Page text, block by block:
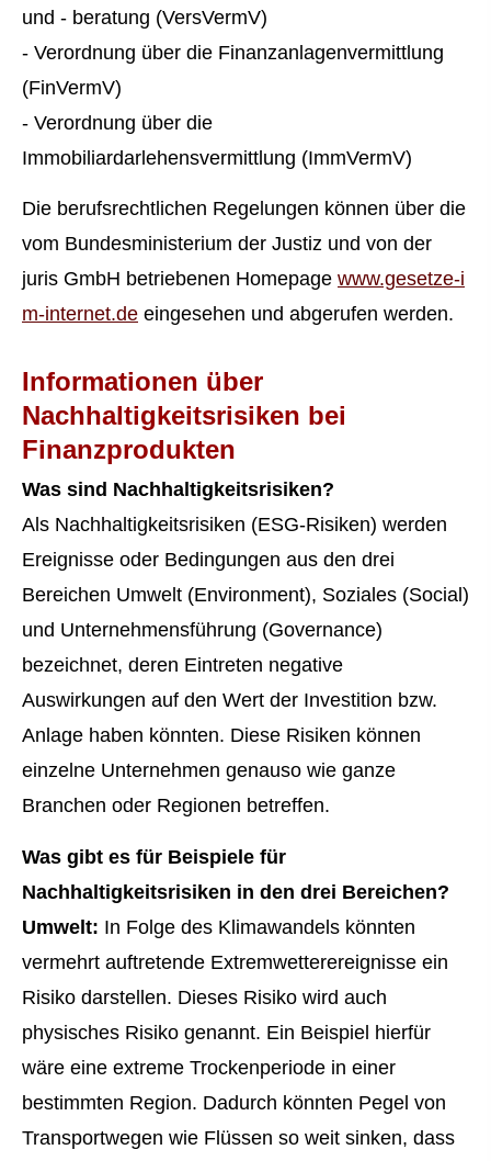
und - beratung (VersVermV)
- Verordnung über die Finanzanlagenvermittlung
(FinVermV)
- Verordnung über die
Immobiliardarlehensvermittlung (ImmVermV)
Die berufsrechtlichen Regelungen können über die
vom Bundesministerium der Justiz und von der
juris GmbH betriebenen Homepage www.gesetze-i
m-internet.de eingesehen und abgerufen werden.
Informationen über
Nachhaltigkeitsrisiken bei
Finanzprodukten
Was sind Nachhaltigkeitsrisiken?
Als Nachhaltigkeitsrisiken (ESG-Risiken) werden
Ereignisse oder Bedingungen aus den drei
Bereichen Umwelt (Environment), Soziales (Social)
und Unternehmensführung (Governance)
bezeichnet, deren Eintreten negative
Auswirkungen auf den Wert der Investition bzw.
Anlage haben könnten. Diese Risiken können
einzelne Unternehmen genauso wie ganze
Branchen oder Regionen betreffen.
Was gibt es für Beispiele für
Nachhaltigkeitsrisiken in den drei Bereichen?
Umwelt: In Folge des Klimawandels könnten
vermehrt auftretende Extremwetterereignisse ein
Risiko darstellen. Dieses Risiko wird auch
physisches Risiko genannt. Ein Beispiel hierfür
wäre eine extreme Trockenperiode in einer
bestimmten Region. Dadurch könnten Pegel von
Transportwegen wie Flüssen so weit sinken, dass